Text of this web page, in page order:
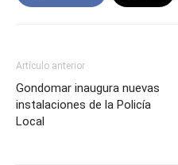
Artículo anterior
Gondomar inaugura nuevas
instalaciones de la Policía
Local